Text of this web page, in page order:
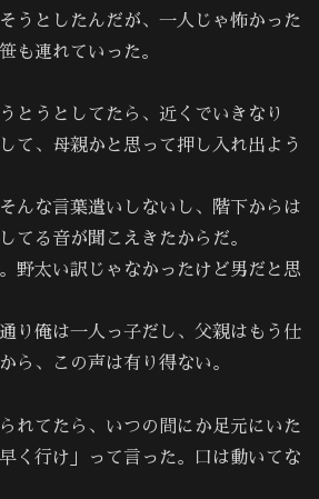
うとしたんだが、一人じゃ怖かった
も連れていった。
とうとしてたら、近くでいきなり
て、母親かと思って押し入れ出よう
んな言葉遣いしないし、階下からは
てる音が聞こえきたからだ。
野太い訳じゃなかったけど男だと思
り俺は一人っ子だし、父親はもう仕
ら、この声は有り得ない。
れてたら、いつの間にか足元にいた
く行け」って言った。口は動いてな